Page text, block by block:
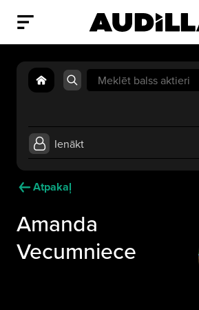
Search
for:
Ienākt
Atpakaļ
Amanda
Vecumniece